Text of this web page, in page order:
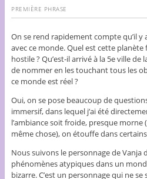
PREMIÈRE PHRASE
On se rend rapidement compte qu’il y
avec ce monde. Quel est cette
hostile ? Qu’est-il arrivé à la 5e ville de
de nommer en les touchant tous les
ce monde est réel ?
Oui, on se pose beaucoup de
immersif, dans lequel j’ai été
l’ambiance soit froide, presque
même chose), on étouffe dans
Nous suivons le personnage de Vanja
phénomènes atypiques dans un
bizarre. C’est un personnage qui ne se